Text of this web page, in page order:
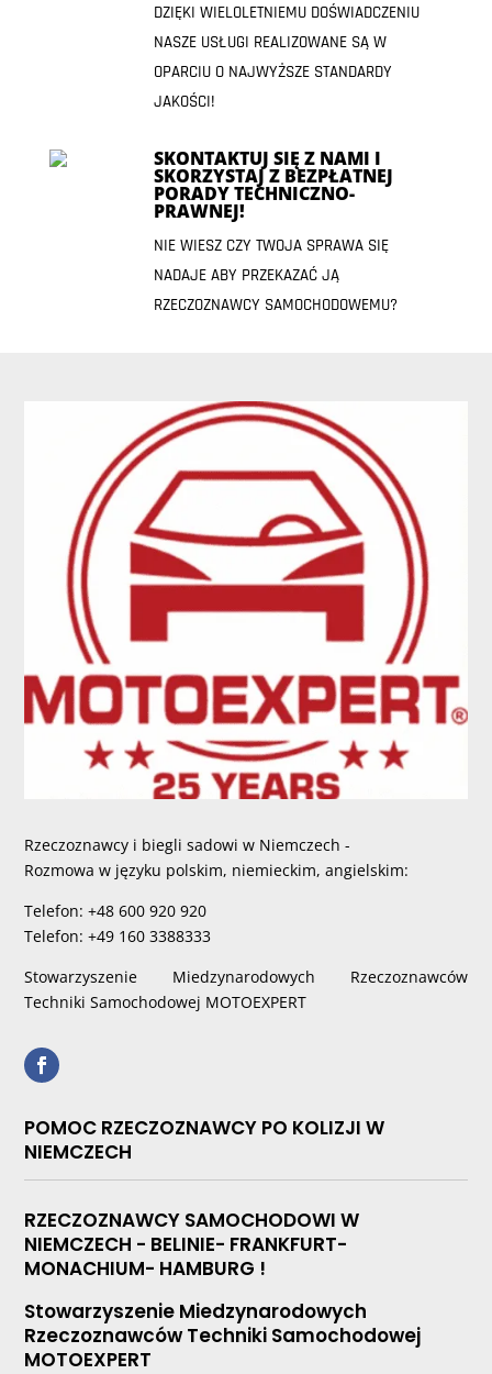
DZIĘKI WIELOLETNIEMU DOŚWIADCZENIU
NASZE USŁUGI REALIZOWANE SĄ W
OPARCIU O NAJWYŻSZE STANDARDY
JAKOŚCI!
SKONTAKTUJ SIĘ Z NAMI I
SKORZYSTAJ Z BEZPŁATNEJ
PORADY TECHNICZNO-
PRAWNEJ!
NIE WIESZ CZY TWOJA SPRAWA SIĘ
NADAJE ABY PRZEKAZAĆ JĄ
RZECZOZNAWCY SAMOCHODOWEMU?
Rzeczoznawcy i biegli sadowi w Niemczech -
Rozmowa w języku polskim, niemieckim, angielskim:
Telefon: +48 600 920 920
Telefon: +49 160 3388333
Stowarzyszenie Miedzynarodowych Rzeczoznawców
Techniki Samochodowej MOTOEXPERT
POMOC RZECZOZNAWCY PO KOLIZJI W
NIEMCZECH
RZECZOZNAWCY SAMOCHODOWI W
NIEMCZECH - BELINIE- FRANKFURT-
MONACHIUM- HAMBURG !
Stowarzyszenie Miedzynarodowych
Rzeczoznawców Techniki Samochodowej
MOTOEXPERT